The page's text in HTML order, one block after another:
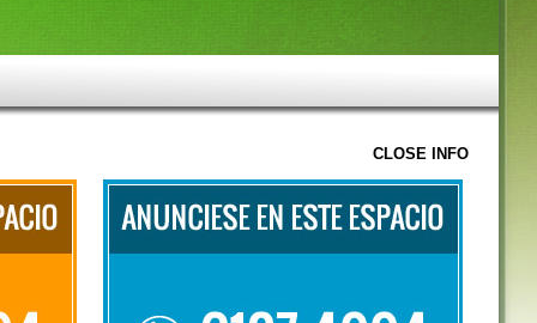
CLOSE INFO